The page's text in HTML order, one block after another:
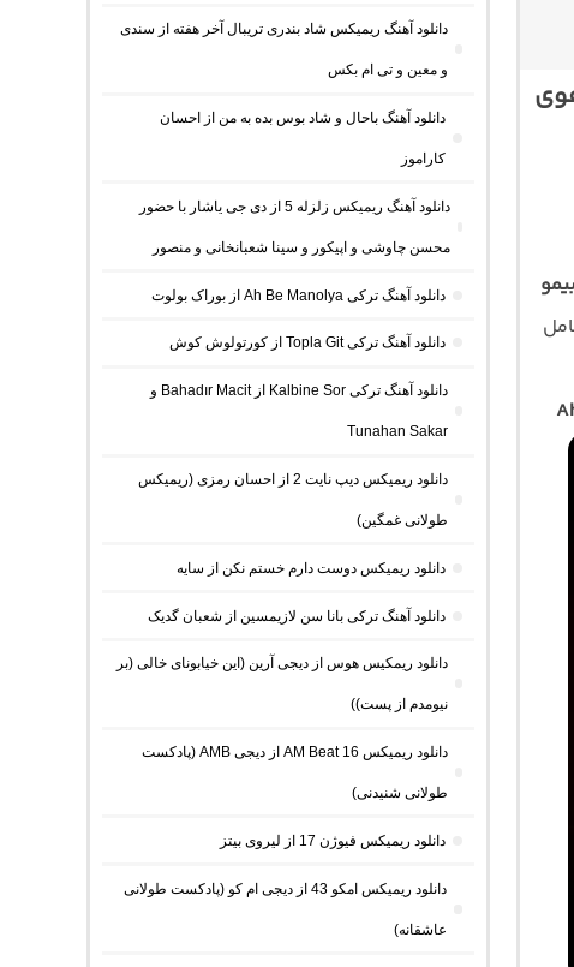
دانلود آهنگ ریمیکس شاد بندری تریبال آخر هفته از سندی
و معین و تی ام بکس
دانلود آهنگ باحال و شاد بوس بده به من از احسان
کاراموز
دانلود آهنگ ریمیکس زلزله 5 از دی جی یاشار با حضور
محسن چاوشی و اپیکور و سینا شعبانخانی و منصور
دانلود آهنگ ترکی Ah Be Manolya از بوراک بولوت
دانلود آهنگ ترکی Topla Git از کورتولوش کوش
دانلود آهنگ ترکی Kalbine Sor از Bahadır Macit و
Tunahan Sakar
دانلود ریمیکس دیپ نایت 2 از احسان رمزی (ریمیکس
طولانی غمگین)
دانلود ریمیکس دوست دارم خستم نکن از سایه
دانلود آهنگ ترکی بانا سن لازیمسین از شعبان گدیک
دانلود ریمکیس هوس از دیجی آرین (این خیابونای خالی (بر
نیومدم از پست))
دانلود ریمیکس AM Beat 16 از دیجی AMB (پادکست
طولانی شنیدنی)
دانلود ریمیکس فیوژن 17 از لیروی بیتز
دانلود ریمیکس امکو 43 از دیجی ام کو (پادکست طولانی
عاشقانه)